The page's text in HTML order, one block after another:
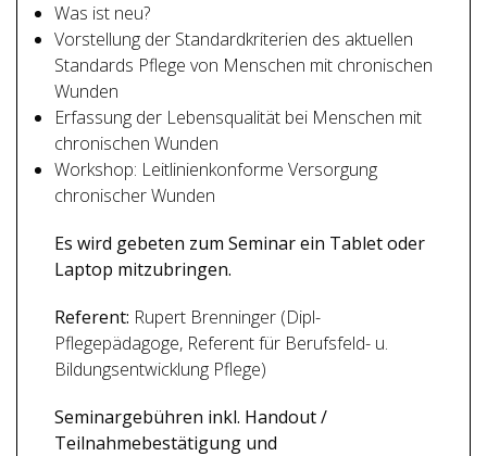
Was ist neu?
Vorstellung der Standardkriterien des aktuellen
Standards Pflege von Menschen mit chronischen
Wunden
Erfassung der Lebensqualität bei Menschen mit
chronischen Wunden
Workshop: Leitlinienkonforme Versorgung
chronischer Wunden
Es wird gebeten zum Seminar ein Tablet oder
Laptop mitzubringen.
Referent: Rupert Brenninger (Dipl-
Pflegepädagoge, Referent für Berufsfeld- u.
Bildungsentwicklung Pflege)
Seminargebühren inkl. Handout /
Teilnahmebestätigung und